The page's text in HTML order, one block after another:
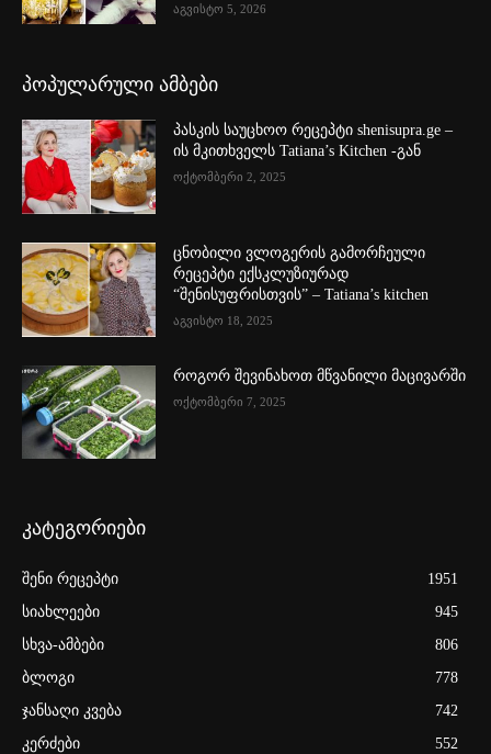
აგვისტო 5, 2026
პოპულარული ამბები
პასკის საუცხოო რეცეპტი shenisupra.ge –
ის მკითხველს Tatiana’s Kitchen -გან
ოქტომბერი 2, 2025
ცნობილი ვლოგერის გამორჩეული
რეცეპტი ექსკლუზიურად
“შენისუფრისთვის” – Tatiana’s kitchen
აგვისტო 18, 2025
როგორ შევინახოთ მწვანილი მაცივარში
ოქტომბერი 7, 2025
კატეგორიები
შენი რეცეპტი
1951
სიახლეები
945
სხვა-ამბები
806
ბლოგი
778
ჯანსაღი კვება
742
კერძები
552